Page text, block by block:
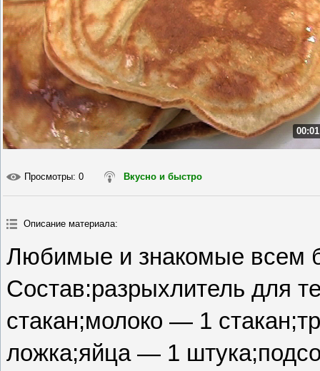
Просмотры: 0 Вкусно и быстро
Описание материала:
Любимые и знакомые всем
Состав:разрыхлитель для
стакан;молоко — 1
ложка;яйца — 1